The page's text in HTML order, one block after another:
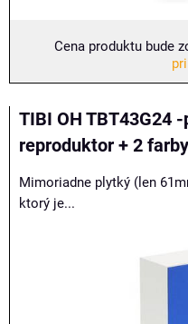
Cena produktu bude
TIBI OH TBT43G24
reproduktor + 2 farby
Mimoriadne plytký (len
ktorý je...